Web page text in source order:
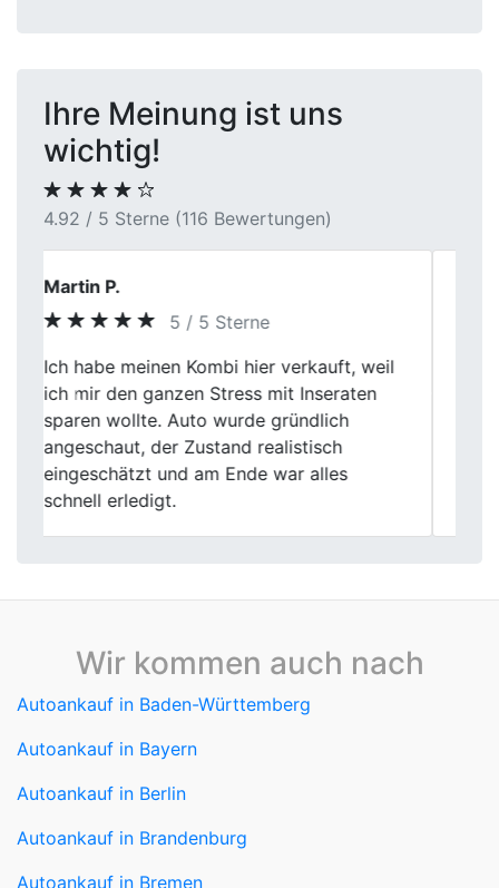
Ihre Meinung ist uns
wichtig!
4.92 / 5 Sterne (116 Bewertungen)
Lena Schulz
5 / 5 Sterne
Der Autoankauf bei First Car Center in
Hamm war für mich die beste
Entscheidung. Die Mitarbeiter waren
freundlich und die Bewertung meines
Wagens war fair. Die Abwicklung war
unkompliziert und schnell.
Previous
Wir kommen auch nach
Autoankauf in Baden-Württemberg
Autoankauf in Bayern
Autoankauf in Berlin
Autoankauf in Brandenburg
Autoankauf in Bremen